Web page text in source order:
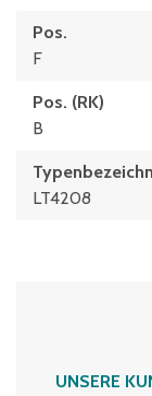
Pos.
F
Pos. (RK)
B
LT4208
UNSERE